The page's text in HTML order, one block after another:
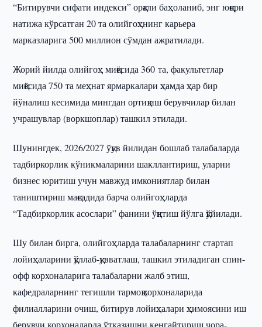
“Битирувчи сифати индекси” орқали баҳоланиб, энг юқори
натижа кўрсатган 20 та олийгоҳнинг карьера
марказларига 500 миллион сўмдан ажратилади.
Жорий йилда олийгоҳ миқёсида 360 та, факультетлар
миқёсида 750 та меҳнат ярмаркалари ҳамда ҳар бир
йўналиш кесимида мингдан ортиқ иш берувчилар билан
учрашувлар (воркшоплар) ташкил этилади.
Шунингдек, 2026/2027 ўқув йилидан бошлаб талабаларда
тадбиркорлик кўникмаларини шакллантириш, уларни
бизнес юритиш учун мавжуд имкониятлар билан
таништириш мақсадида барча олийгоҳларда
“Тадбиркорлик асослари” фанини ўқитиш йўлга қўйилади.
Шу билан бирга, олийгоҳларда талабаларнинг стартап
лойиҳаларини қўллаб-қувватлаш, ташкил этиладиган спин-
офф корхоналарига талабаларни жалб этиш,
кафедраларнинг тегишли тармоқ корхоналарида
филиалларини очиш, битирув лойиҳалари ҳимоясини иш
берувчи корхоналарда ўтказишни кенгайтириш чора-